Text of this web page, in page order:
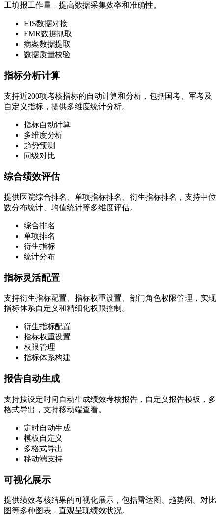
工填报工作量，提高数据采集效率和准确性。
HIS数据对接
EMR数据抓取
病案数据提取
数据质量校验
指标分析计算
支持近200项考核指标的自动计算和分析，包括国考、军考及
自定义指标，提供多维度统计分析。
指标自动计算
多维度分析
趋势预测
同级对比
综合绩效评估
提供医院综合排名、单项指标排名、衍生指标排名，支持中位
数分布统计、均值统计等多维度评估。
综合排名
单项排名
衍生指标
统计分布
指标灵活配置
支持衍生指标配置、指标权重设置、部门角色权限管理，实现
指标体系自定义和精细化权限控制。
衍生指标配置
指标权重设置
权限管理
指标体系构建
报告自动生成
支持按设定时间自动生成绩效考核报告，自定义报告模板，多
格式导出，支持移动端查看。
定时自动生成
模板自定义
多格式导出
移动端支持
可视化展示
提供绩效考核结果的可视化展示，包括雷达图、趋势图、对比
图等多种图表，直观呈现绩效状况。